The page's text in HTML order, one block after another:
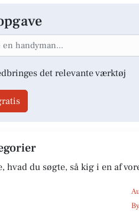
det relevante værktøj
hvad du søgte, så kig i en af